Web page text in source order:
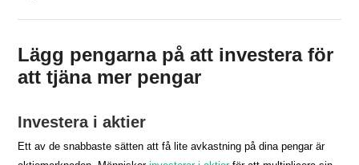
Lägg pengarna på att investera för
att tjäna mer pengar
Investera i aktier
Ett av de snabbaste sätten att få lite avkastning på dina pengar är